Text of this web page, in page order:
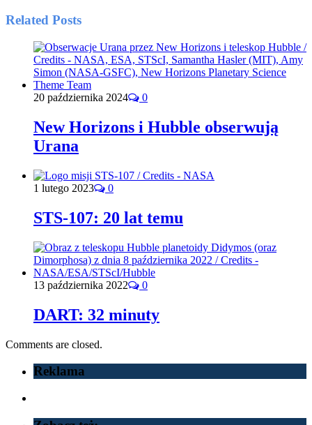
Related Posts
20 października 2024 0
New Horizons i Hubble obserwują
Urana
1 lutego 2023 0
STS-107: 20 lat temu
13 października 2022 0
DART: 32 minuty
Comments are closed.
Reklama